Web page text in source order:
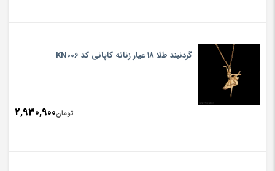
گردنبند طلا 18 عیار زنانه کاپانی کد KN006
تومان2,930,900